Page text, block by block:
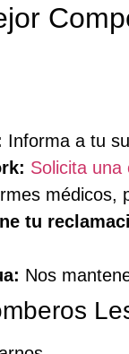
Informa a tu
Solicita una
médicos,
tu
Nos